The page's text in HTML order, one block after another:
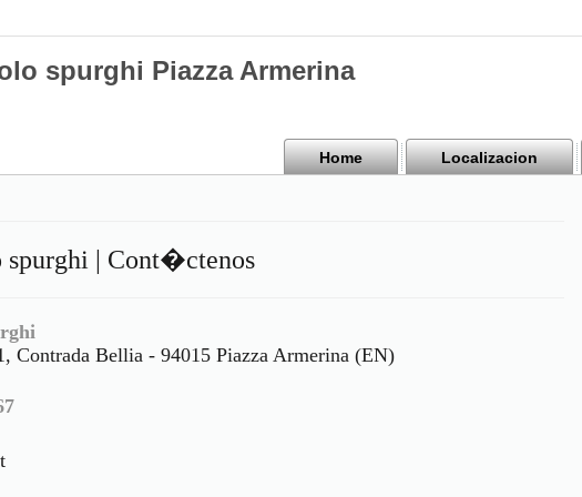
spurghi Piazza Armerina
Home Localizacion
spurghi | Cont�ctenos
Contrada Bellia - 94015 Piazza Armerina (EN)